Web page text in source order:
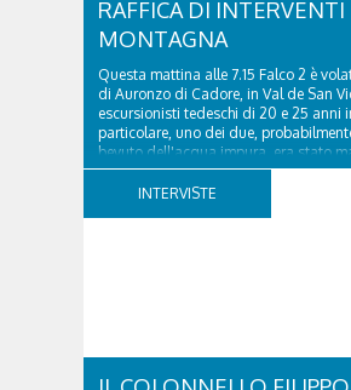
RAFFICA DI INTERVENTI
MONTAGNA
Questa mattina alle 7.15 Falco 2 è
di Auronzo di Cadore, in Val de San
escursionisti tedeschi di 20 e 25 anni
particolare, uno dei due,
bevuto dell'acqua impura, era stato
due ragazzi, che avevano passato...
INTERVISTE